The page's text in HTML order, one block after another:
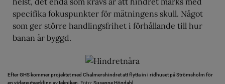
specifika fokuspunkter för mätningens skull. Något
som ger större handlingsfrihet i förhållande till hur
banan är byggd.
Efter GHS kommer projektet med Chalmershindret att flytta in i ridhuset på Strömsholm för
en vidareutveckling av tekniken. Foto: Susanne Högdahl